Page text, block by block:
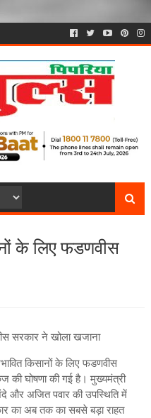
के लिए फडणवीस
सरकार ने खोला खजाना
किसानों के लिए फडणवीस
की घोषणा की गई है। मुख्यमंत्री
और अजित पवार की उपस्थिति में
का अब तक का सबसे बड़ा राहत